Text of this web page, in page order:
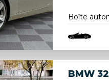
Boîte
BMW